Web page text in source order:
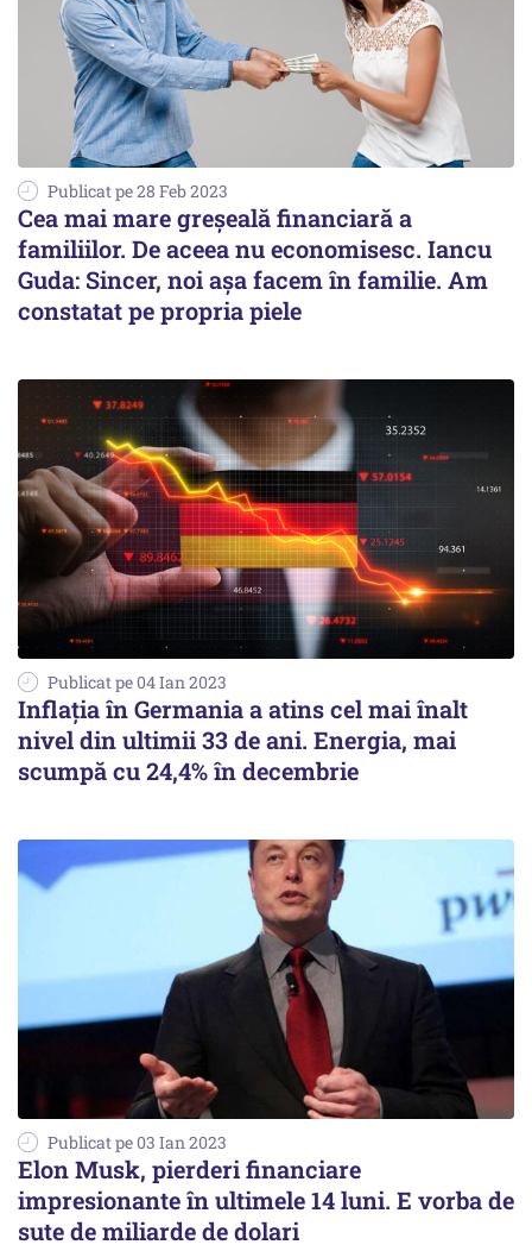
Publicat pe 28 Feb 2023
Cea mai mare greșeală financiară a
familiilor. De aceea nu economisesc. Iancu
Guda: Sincer, noi așa facem în familie. Am
constatat pe propria piele
Publicat pe 04 Ian 2023
Inflația în Germania a atins cel mai înalt
nivel din ultimii 33 de ani. Energia, mai
scumpă cu 24,4% în decembrie
Publicat pe 03 Ian 2023
Elon Musk, pierderi financiare
impresionante în ultimele 14 luni. E vorba de
sute de miliarde de dolari